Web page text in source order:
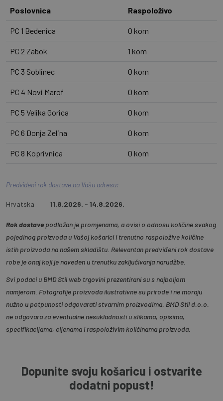
Poslovnica
Raspoloživo
PC 1 Bedenica 0 kom
PC 2 Zabok 1 kom
PC 3 Soblinec 0 kom
PC 4 Novi Marof 0 kom
PC 5 Velika Gorica 0 kom
PC 6 Donja Zelina 0 kom
PC 8 Koprivnica 0 kom
Predviđeni rok dostave na Vašu adresu:
Hrvatska 11.8.2026. - 14.8.2026.
Rok dostave podložan je promjenama, a ovisi o odnosu količine svakog
pojedinog proizvoda u Vašoj košarici i trenutno raspoložive količine
istih proizvoda na našem skladištu. Relevantan predviđeni rok dostave
robe je onaj koji je naveden u trenutku zaključivanja narudžbe.
Svi podaci u BMD Stil web trgovini prezentirani su s najboljom
namjerom. Fotografije proizvoda ilustrativne su prirode i ne moraju
nužno u potpunosti odgovarati stvarnim proizvodima. BMD Stil d.o.o.
ne odgovara za eventualne nesukladnosti u slikama, opisima,
specifikacijama, cijenama i raspoloživim količinama proizvoda.
Dopunite svoju košaricu i ostvarite
dodatni popust!